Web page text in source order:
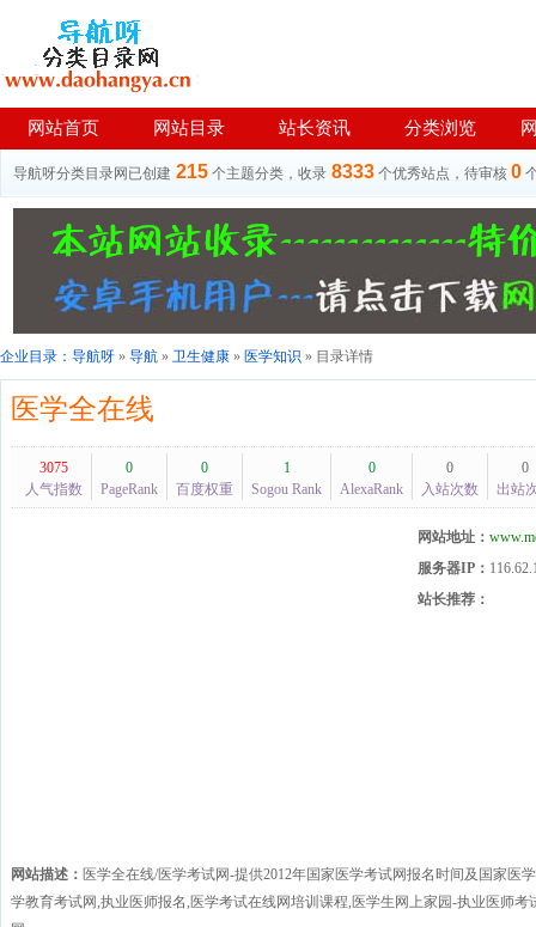
网站首页 网站目录 站长资讯 分类浏览
导航呀分类目录网已创建 215 个主题分类，收录 8333 个优秀站点，待审核 0
企业目录： 导航呀 » 导航 » 卫生健康 » 医学知识 » 目录详情
医学全在线
3075
人气指数
0
PageRank
0
百度权重
1
Sogou Rank
0
AlexaRank
0
入站次数
0
出站
网站地址：
服务器IP：
站长推荐：
网站描述： 医学全在线/医学考试网-提供2012年国家医学考试网报名时间及国家医
学教育考试网,执业医师报名,医学考试在线网培训课程,医学生网上家园-执业医师